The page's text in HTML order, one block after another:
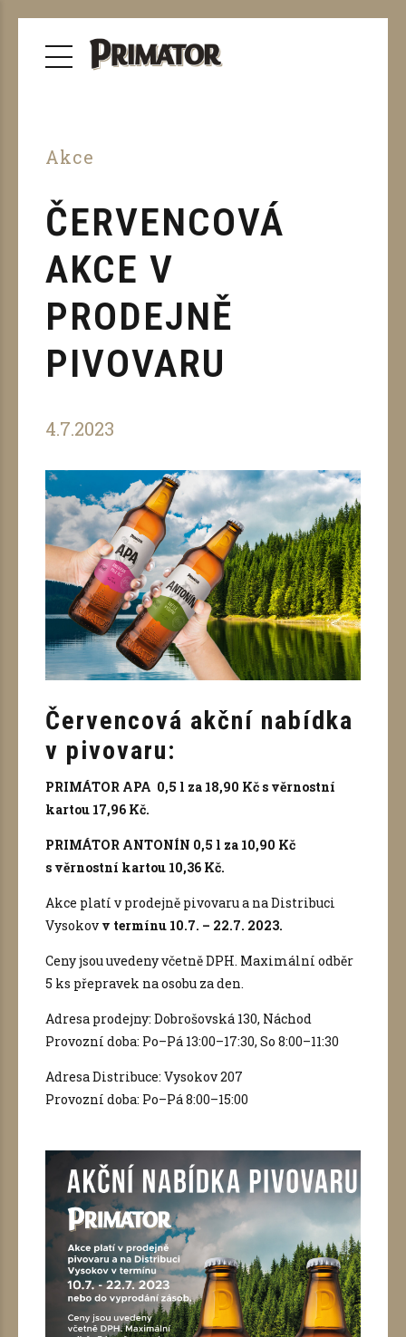
Akce
ČERVENCOVÁ
AKCE V
PRODEJNĚ
PIVOVARU
4.7.2023
Červencová akční nabídka
v pivovaru:
PRIMÁTOR APA 0,5 l za 18,90 Kč s věrnostní
kartou 17,96 Kč.
PRIMÁTOR ANTONÍN 0,5 l za 10,90 Kč
s věrnostní kartou 10,36 Kč.
Akce platí v prodejně pivovaru a na Distribuci
Vysokov v termínu 10.7. – 22.7. 2023.
Ceny jsou uvedeny včetně DPH. Maximální odběr
5 ks přepravek na osobu za den.
Adresa prodejny: Dobrošovská 130, Náchod
Provozní doba: Po–Pá 13:00–17:30, So 8:00–11:30
Adresa Distribuce: Vysokov 207
Provozní doba: Po–Pá 8:00–15:00